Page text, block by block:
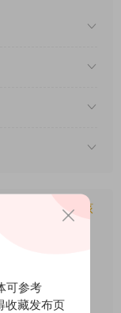
量搬运，一经核
的权益可以提
可参考
收藏发布页